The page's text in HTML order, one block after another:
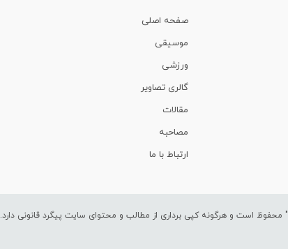
صفحه اصلی
موسیقی
ورزشی
گالری تصاویر
مقالات
مصاحبه
ارتباط با ما
" محفوظ است و هرگونه کپی برداری از مطالب و محتوای سایت پیگرد قانونی دارد.